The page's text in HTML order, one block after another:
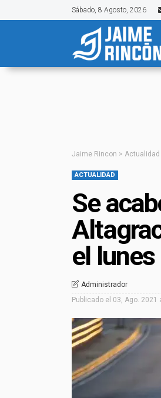
Sábado, 8 Agosto, 2026
Jaime Rincon > Actualidad
ACTUALIDAD
Se
el lunes
Administrador
Publicado el 03, Ago. 2021